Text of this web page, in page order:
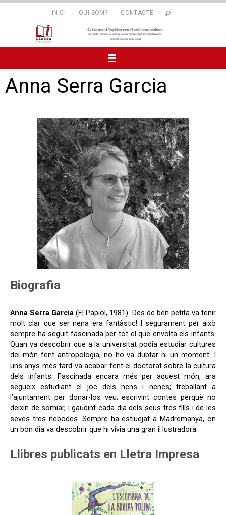
INICI QUI SOM? CONTACTE
Anna Serra Garcia
Biografia
Anna Serra Garcia (El Papiol, 1981). Des de ben petita va tenir
molt clar que ser nena era fantàstic! I segurament per això
sempre ha seguit fascinada per tot el que envolta els infants.
Quan va descobrir que a la universitat podia estudiar cultures
del món fent antropologia, no ho va dubtar ni un moment. I
uns anys més tard va acabar fent el doctorat sobre la cultura
dels infants. Fascinada encara més per aquest món, ara
segueix estudiant el joc dels nens i nenes; treballant a
l’ajuntament per donar-los veu; escrivint contes perquè no
deixin de somiar, i gaudint cada dia dels seus tres fills i de les
seves tres nebodes. Sempre ha estiuejat a Madremanya, on
un bon dia va descobrir que hi vivia una gran il·lustradora.
Llibres publicats en Lletra Impresa